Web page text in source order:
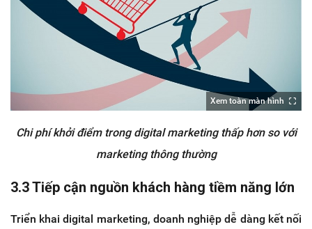
Xem toàn màn hình
Chi phí khởi điểm trong digital marketing thấp hơn so với
marketing thông thường
3.3 Tiếp cận nguồn khách hàng tiềm năng lớn
Triển khai digital marketing, doanh nghiệp dễ dàng kết nối